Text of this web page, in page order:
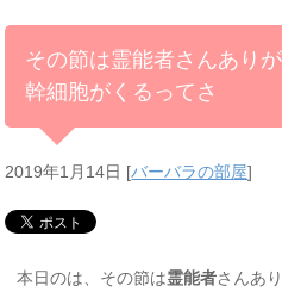
その節は霊能者さんあり
幹細胞がくるってさ
2019年1月14日 [バーバラの部屋]
本日のは、その節は霊能者さんあ